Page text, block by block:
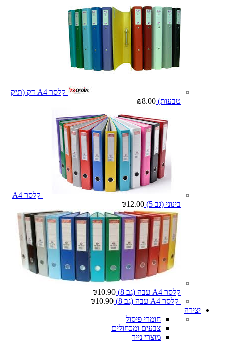
קלסר A4 דק (תיק
טבעות)
₪8.00
קלסר A4
בינוני (גב 5)
₪12.00
קלסר A4 עבה (גב 8) ₪10.90
קלסר A4 עבה (גב 8)
₪10.90
יצירה
חומרי פיסול
צבעים ומכחולים
מוצרי נייר